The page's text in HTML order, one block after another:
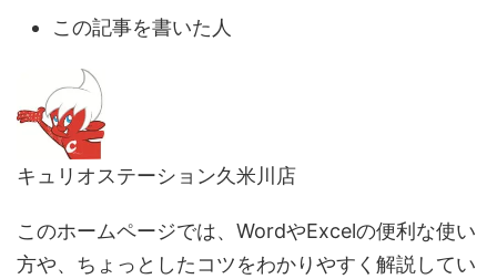
この記事を書いた人
キュリオステーション久米川店
このホームページでは、WordやExcelの便利な使い
方や、ちょっとしたコツをわかりやすく解説してい